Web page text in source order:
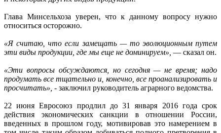
Глава Минсельхоза уверен, что к данному вопросу нужно
относиться осторожно.
«Я считаю, что если замещать — то эволюционным путем
эти виды продукции, где мы еще не доминируем», — сказал он.
«Эти вопросы обсуждаются, но сегодня — не время; надо
продумать все тщательно и, конечно, все проанализировать и
просчитать», - заключил руководитель аграрного ведомства.
22 июня Евросоюз продлил до 31 января 2016 года срок
действия экономических санкции в отношении России,
введенных в прошлом году, мотивировав это намерением в